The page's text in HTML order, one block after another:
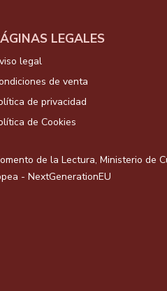
LEGALES
legal
de venta
de privacidad
de Cookies
de la Lectura, Ministerio de
- NextGenerationEU